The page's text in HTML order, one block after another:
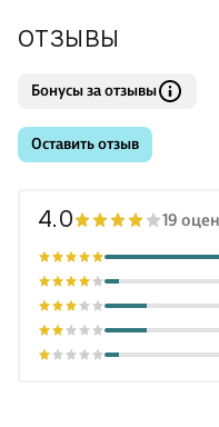
ОТЗЫВЫ
Бонусы за отзывы
Оставить отзыв
4.0 19